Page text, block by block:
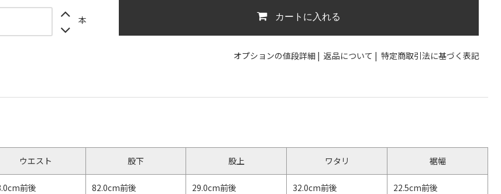
本 カートに入れる
オプションの値段詳細 | 返品について | 特定商取引法に基づく表記
ウエスト 股下 股上 ワタリ 裾幅
前後 82.0cm前後 29.0cm前後 32.0cm前後 22.5cm前後